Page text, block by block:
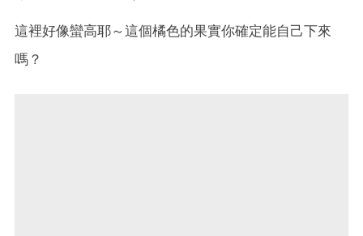
這裡好像蠻高耶～這個橘色的果實你確定能自己下來
嗎？